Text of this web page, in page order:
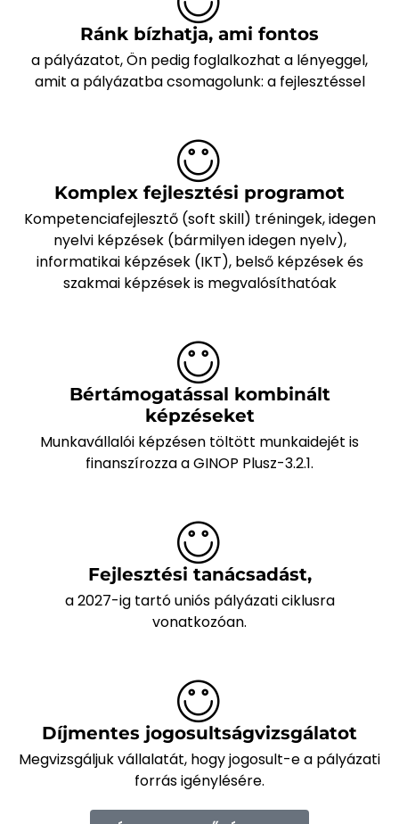
Ránk bízhatja, ami fontos
a pályázatot, Ön pedig foglalkozhat a lényeggel,
amit a pályázatba csomagolunk: a fejlesztéssel
Komplex fejlesztési programot
Kompetenciafejlesztő (soft skill) tréningek, idegen
nyelvi képzések (bármilyen idegen nyelv),
informatikai képzések (IKT), belső képzések és
szakmai képzések is megvalósíthatóak
Bértámogatással kombinált
képzéseket
Munkavállalói képzésen töltött munkaidejét is
finanszírozza a GINOP Plusz-3.2.1.
Fejlesztési tanácsadást,
a 2027-ig tartó uniós pályázati ciklusra
vonatkozóan.
Díjmentes jogosultságvizsgálatot
Megvizsgáljuk vállalatát, hogy jogosult-e a pályázati
forrás igénylésére.